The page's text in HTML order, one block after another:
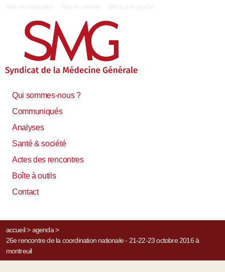
Qui sommes-nous ?
Communiqués
Analyses
Santé & société
Actes des rencontres
Boîte à outils
Contact
accueil> agenda>
26e rencontre de la coordination nationale - 21-22-23 octobre 2016 à
montreuil